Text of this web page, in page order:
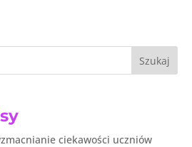
Szukaj
ciekawości uczniów